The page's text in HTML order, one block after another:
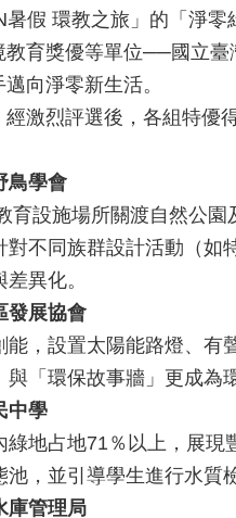
假 環教之旅」的「淨
育獎優等單位──國立
向淨零新生活。
激烈評選後，各組特優
鳥學會
育設施場所關渡自然公
不同族群設計活動（
異化。
發展協會
，設置太陽能路燈、
「環保故事牆」更成為
中學
地占地71％以上，展
，並引導學生進行水質
庫管理局